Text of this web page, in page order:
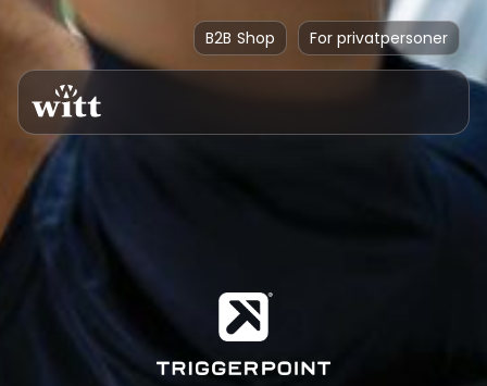
B2B Shop For privatpersoner